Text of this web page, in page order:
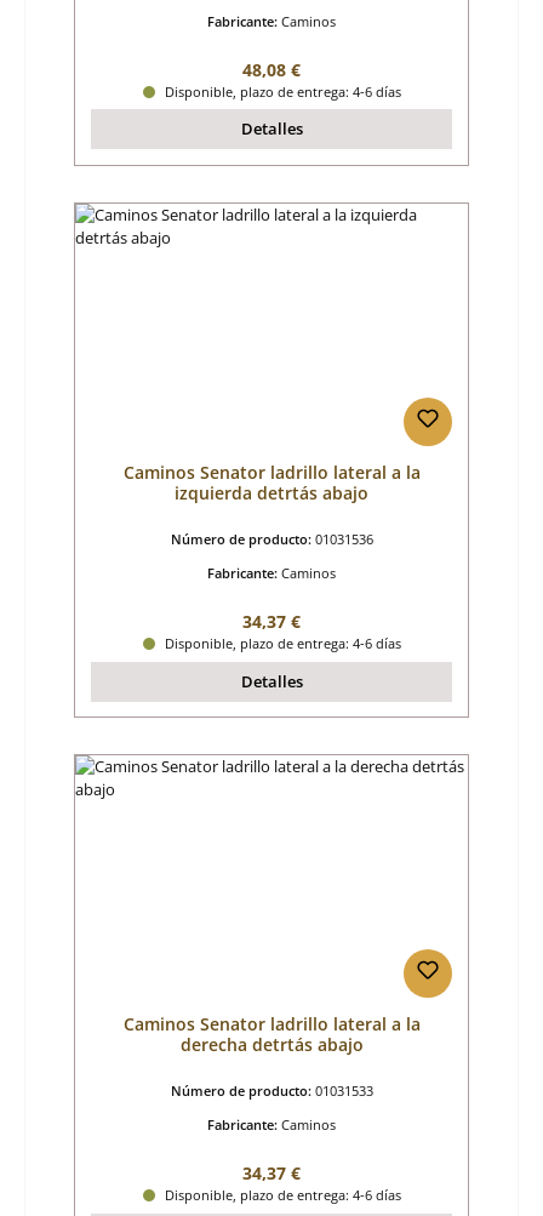
Fabricante: Caminos
Precio normal:
48,08 €
Disponible, plazo de entrega: 4-6 días
Detalles
Caminos Senator ladrillo lateral a la
izquierda detrtás abajo
Número de producto: 01031536
Fabricante: Caminos
Precio normal:
34,37 €
Disponible, plazo de entrega: 4-6 días
Detalles
Caminos Senator ladrillo lateral a la
derecha detrtás abajo
Número de producto: 01031533
Fabricante: Caminos
Precio normal:
34,37 €
Disponible, plazo de entrega: 4-6 días